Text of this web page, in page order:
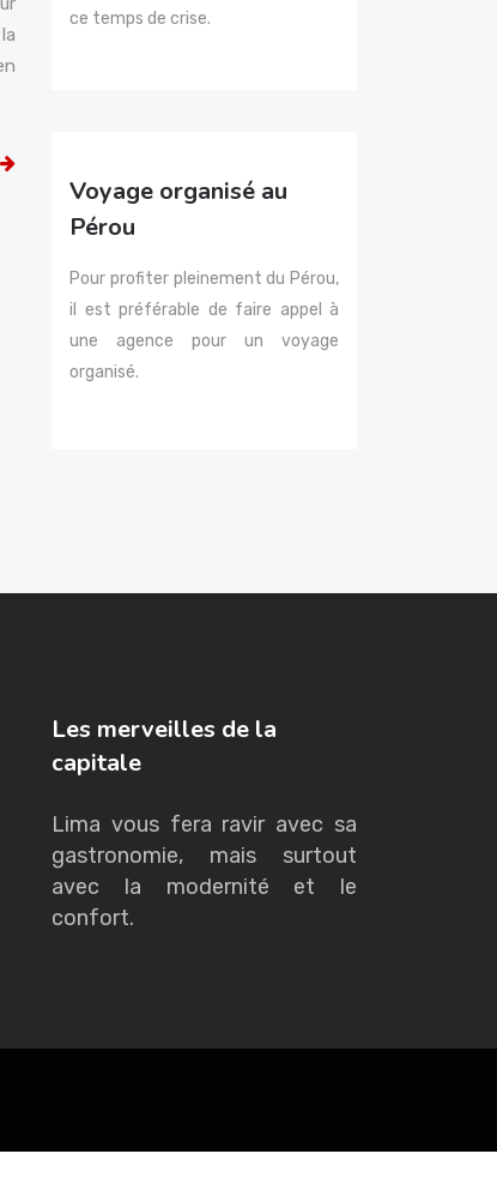
ce temps de crise.
Voyage organisé au
Pérou
Pour profiter pleinement du Pérou,
il est préférable de faire appel à
une agence pour un voyage
organisé.
Les merveilles de la
capitale
Lima vous fera ravir avec sa
gastronomie, mais surtout
avec la modernité et le
confort.